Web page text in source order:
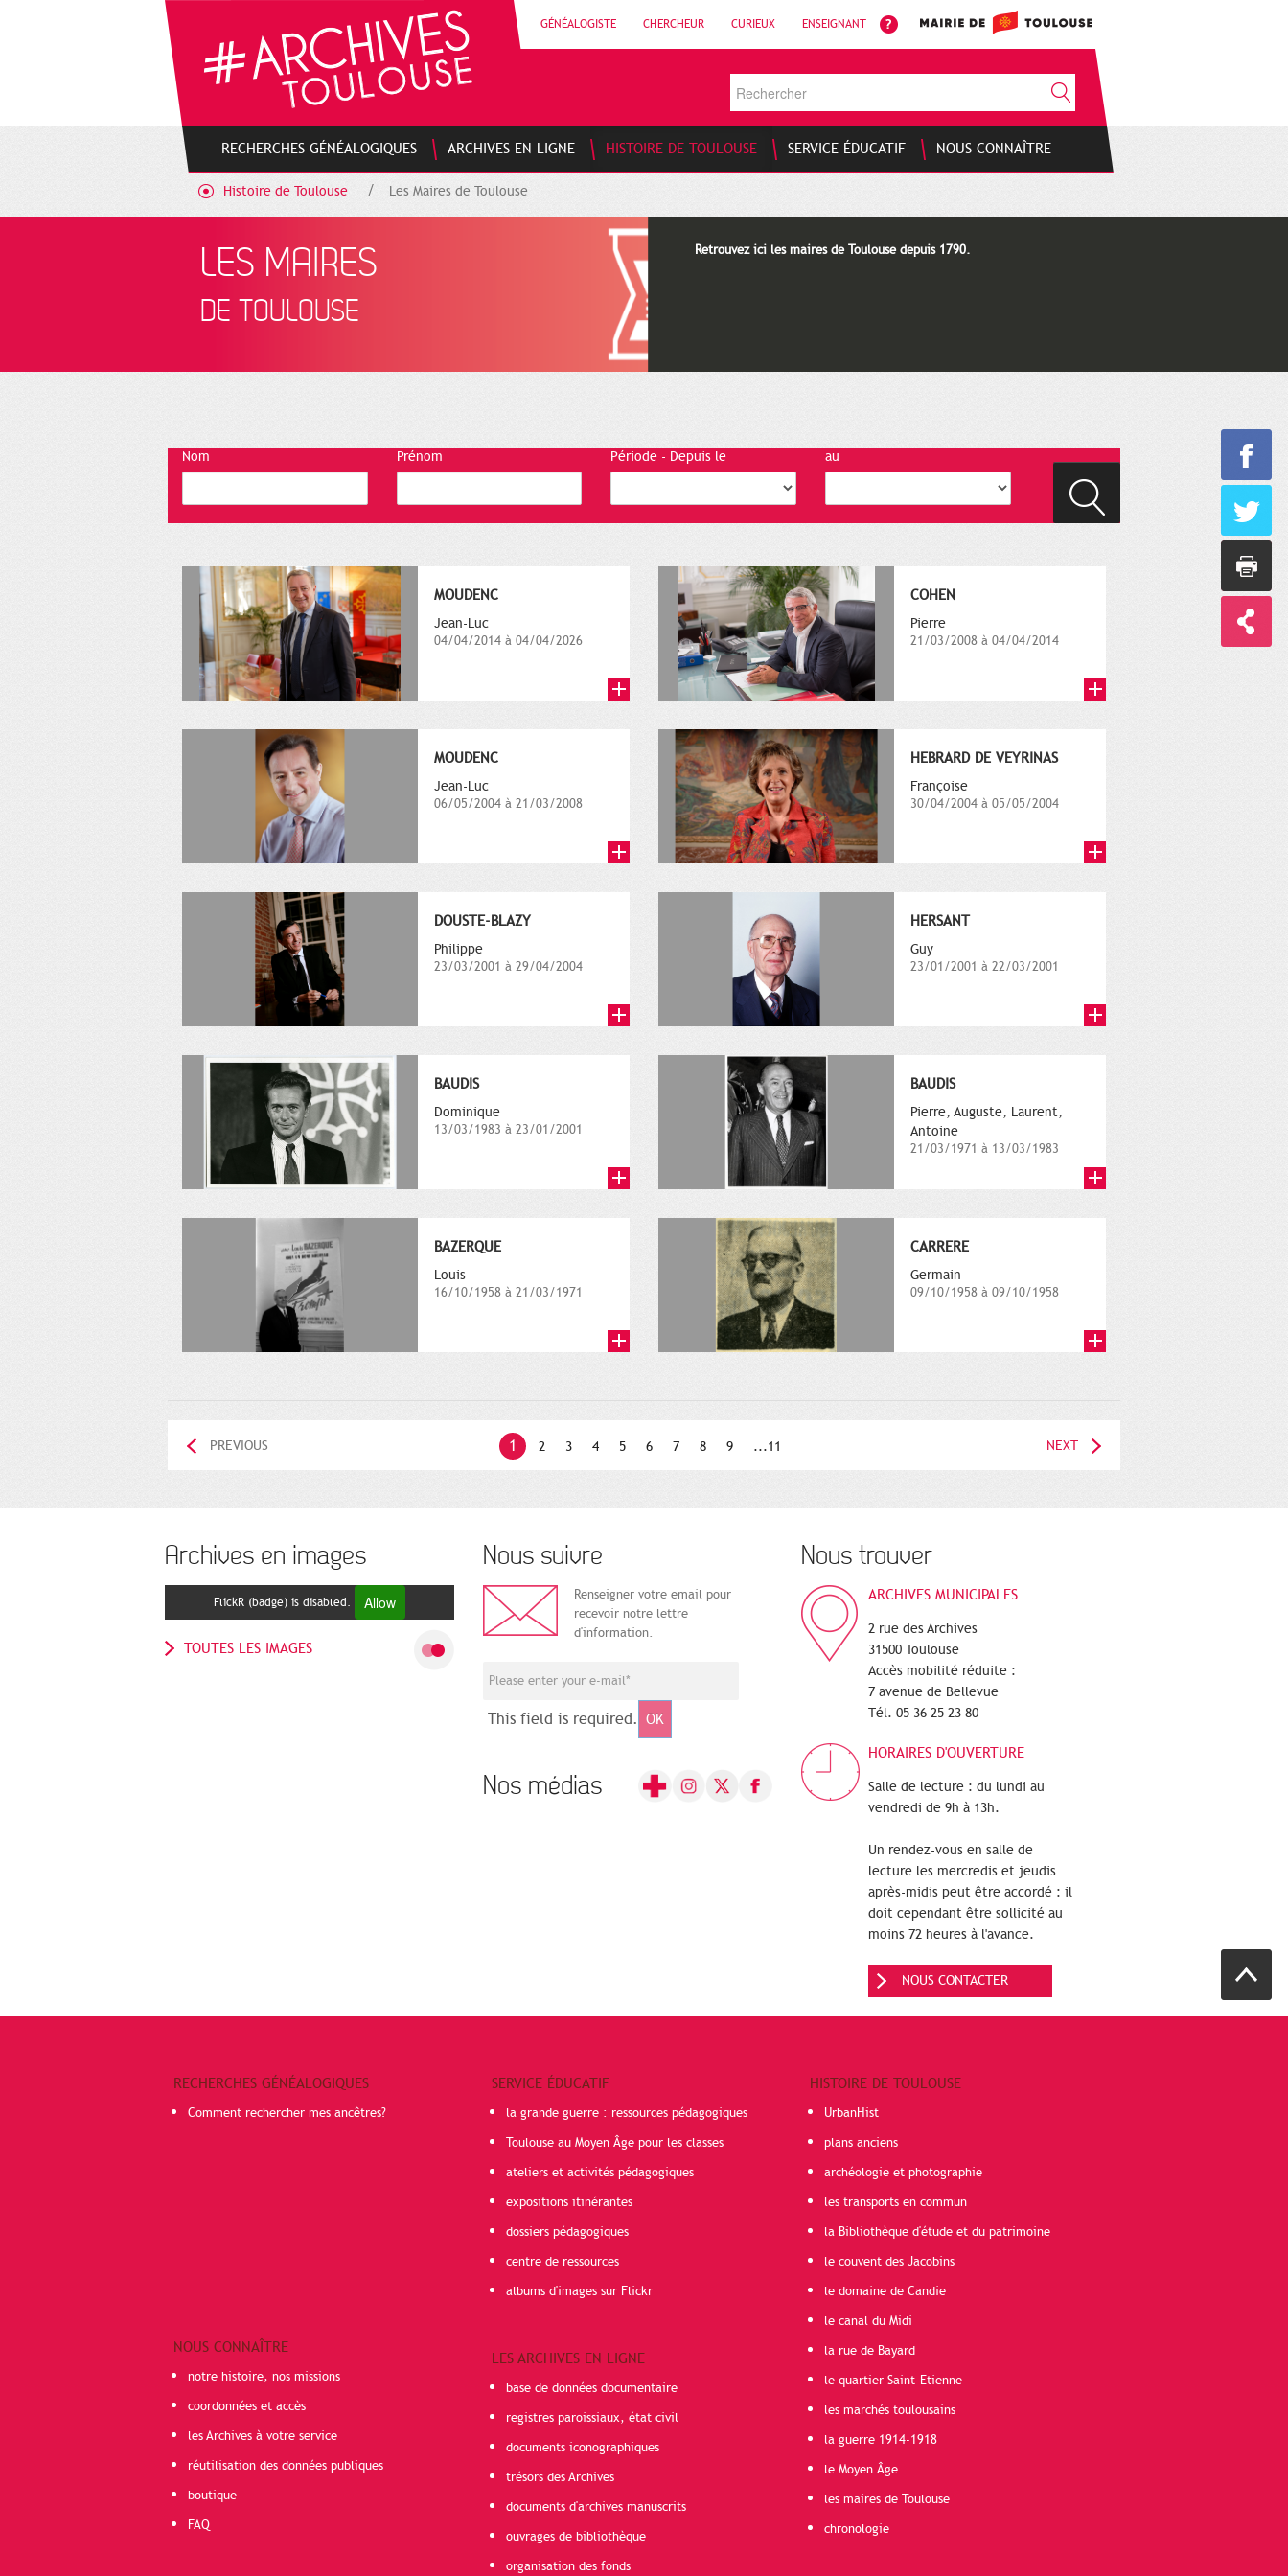
GÉNÉALOGISTE CHERCHEUR CURIEUX ENSEIGNANT
RECHERCHES GÉNÉALOGIQUES ARCHIVES EN LIGNE HISTOIRE DE TOULOUSE SERVICE ÉDUCATIF NOUS CONNAÎTRE
Histoire de Toulouse Les Maires de Toulouse
LES MAIRES
DE TOULOUSE
Retrouvez ici les maires de Toulouse depuis 1790.
Nom Prénom Période - Depuis le au
MOUDENC
Jean-Luc
04/04/2014 à 04/04/2026
COHEN
Pierre
21/03/2008 à 04/04/2014
MOUDENC
Jean-Luc
06/05/2004 à 21/03/2008
HEBRARD DE VEYRINAS
Françoise
30/04/2004 à 05/05/2004
DOUSTE-BLAZY
Philippe
23/03/2001 à 29/04/2004
HERSANT
Guy
23/01/2001 à 22/03/2001
BAUDIS
Dominique
13/03/1983 à 23/01/2001
BAUDIS
Pierre, Auguste, Laurent,
Antoine
21/03/1971 à 13/03/1983
BAZERQUE
Louis
16/10/1958 à 21/03/1971
CARRERE
Germain
09/10/1958 à 09/10/1958
1 2 3 4 5 6 7 8 9 ...11
PREVIOUS NEXT
Archives en images
FlickR (badge) is disabled. Allow
TOUTES LES IMAGES
Nous suivre
Renseigner votre email pour
recevoir notre lettre
d'information.
This field is required. OK
Nos médias
Nous trouver
ARCHIVES MUNICIPALES
2 rue des Archives
31500 Toulouse
Accès mobilité réduite :
7 avenue de Bellevue
Tél. 05 36 25 23 80
HORAIRES D'OUVERTURE
Salle de lecture : du lundi au
vendredi de 9h à 13h.
Un rendez-vous en salle de
lecture les mercredis et jeudis
après-midis peut être accordé : il
doit cependant être sollicité au
moins 72 heures à l'avance.
NOUS CONTACTER
RECHERCHES GÉNÉALOGIQUES
Comment rechercher mes ancêtres?
NOUS CONNAÎTRE
notre histoire, nos missions
coordonnées et accès
les Archives à votre service
réutilisation des données publiques
boutique
FAQ
SERVICE ÉDUCATIF
la grande guerre : ressources pédagogiques
Toulouse au Moyen Âge pour les classes
ateliers et activités pédagogiques
expositions itinérantes
dossiers pédagogiques
centre de ressources
albums d'images sur Flickr
LES ARCHIVES EN LIGNE
base de données documentaire
registres paroissiaux, état civil
documents iconographiques
trésors des Archives
documents d'archives manuscrits
ouvrages de bibliothèque
organisation des fonds
HISTOIRE DE TOULOUSE
UrbanHist
plans anciens
archéologie et photographie
les transports en commun
la Bibliothèque d'étude et du patrimoine
le couvent des Jacobins
le domaine de Candie
le canal du Midi
la rue de Bayard
le quartier Saint-Etienne
les marchés toulousains
la guerre 1914-1918
le Moyen Âge
les maires de Toulouse
chronologie
Cookies management panel